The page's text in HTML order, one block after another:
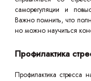
саморегуляции и
Важно помнить, что
но можно научиться
Профилактика
Профилактика стресса